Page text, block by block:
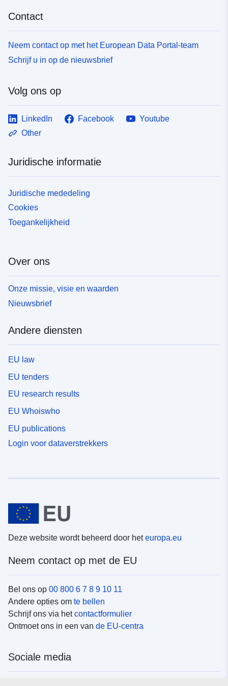
Contact
Neem contact op met het European Data Portal-team
Schrijf u in op de nieuwsbrief
Volg ons op
LinkedIn Facebook
Youtube
Other
Juridische informatie
Juridische mededeling
Cookies
Toegankelijkheid
Over ons
Onze missie, visie en waarden
Nieuwsbrief
Andere diensten
EU law
EU tenders
EU research results
EU Whoiswho
EU publications
Login voor dataverstrekkers
Deze website wordt beheerd door heteuropa.eu
Neem contact op met de EU
Bel ons op 00 800 6 7 8 9 10 11
Andere opties om te bellen
Schrijf ons via hetcontactformulier
Ontmoet ons in een van de EU-centra
Sociale media